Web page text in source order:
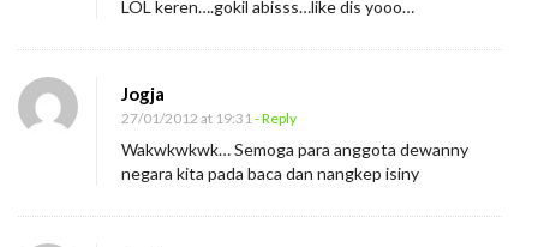
LOL keren….gokil abisss…like dis yooo…
Jogja
27/01/2012 at 19:31 - Reply
Wakwkwkwk… Semoga para anggota dewanny
negara kita pada baca dan nangkep isiny